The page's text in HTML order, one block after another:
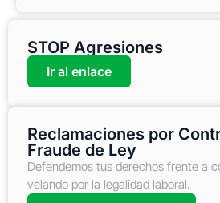
STOP Agresiones
Ir al enlace
Reclamaciones por
Fraude de Ley
Defendemos tus derechos frente a
velando por la legalidad laboral.